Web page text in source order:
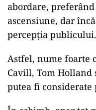
abordare,
ascensiune, dar
percepția publicului.
Astfel, nume foarte
Cavill, Tom Holland
putea fi